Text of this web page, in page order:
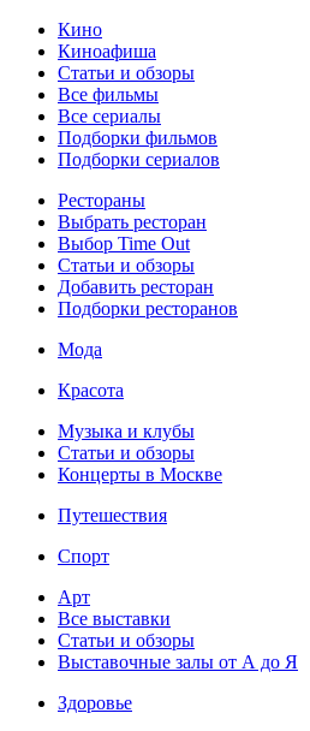
Кино
Киноафиша
Статьи и обзоры
Все фильмы
Все сериалы
Подборки фильмов
Подборки сериалов
Рестораны
Выбрать ресторан
Выбор Time Out
Статьи и обзоры
Добавить ресторан
Подборки ресторанов
Мода
Красота
Музыка и клубы
Статьи и обзоры
Концерты в Москве
Путешествия
Спорт
Арт
Все выставки
Статьи и обзоры
Выставочные залы от А до Я
Здоровье